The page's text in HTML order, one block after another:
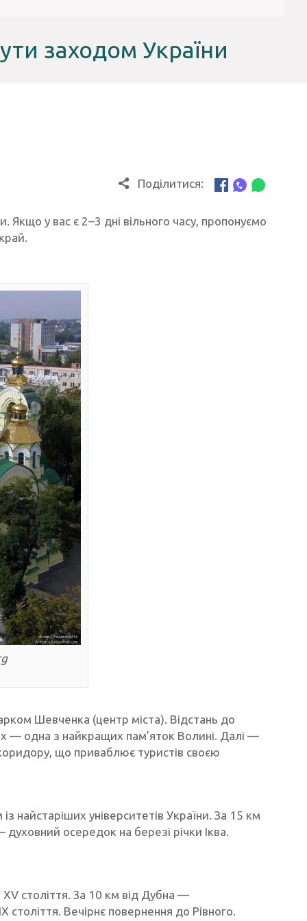
заходом України
Поділитися:
Якщо у вас є 2–3 дні вільного часу, пропонуємо
Шевченка (центр міста). Відстань до
— одна з найкращих пам’яток Волині. Далі —
що приваблює туристів своєю
найстаріших університетів України. За 15 км
осередок на березі річки Іква.
століття. За 10 км від Дубна —
століття. Вечірнє повернення до Рівного.